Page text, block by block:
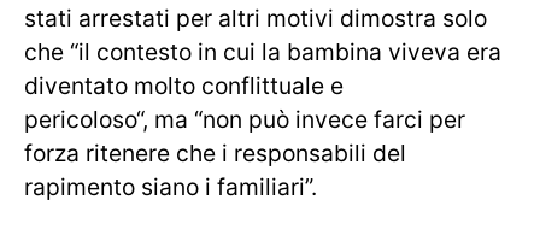
stati arrestati per altri motivi dimostra solo
che “il contesto in cui la bambina viveva era
diventato molto conflittuale e
pericoloso“, ma “non può invece farci per
forza ritenere che i responsabili del
rapimento siano i familiari”.